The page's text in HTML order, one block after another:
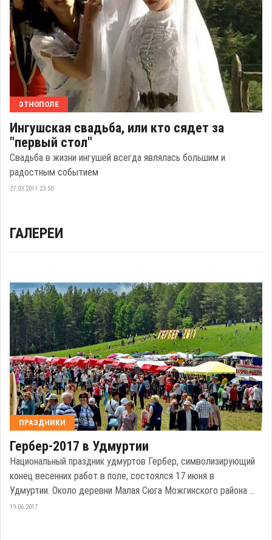
ЭТНОПОЛЕ
Ингушская свадьба, или кто сядет за
"первый стол"
Свадьба в жизни ингушей всегда являлась большим и
радостным событием
27.03.2011 23:50
ГАЛЕРЕИ
ПРАЗДНИКИ
Гербер-2017 в Удмуртии
Национальный праздник удмуртов Гербер, символизирующий
конец весенних работ в поле, состоялся 17 июня в
Удмуртии. Около деревни Малая Сюга Можгинского района ...
19.06.2017